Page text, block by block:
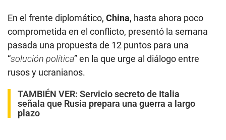
En el frente diplomático, China, hasta ahora poco
comprometida en el conflicto, presentó la semana
pasada una propuesta de 12 puntos para una
“solución política” en la que urge al diálogo entre
rusos y ucranianos.
TAMBIÉN VER: Servicio secreto de Italia
señala que Rusia prepara una guerra a largo
plazo